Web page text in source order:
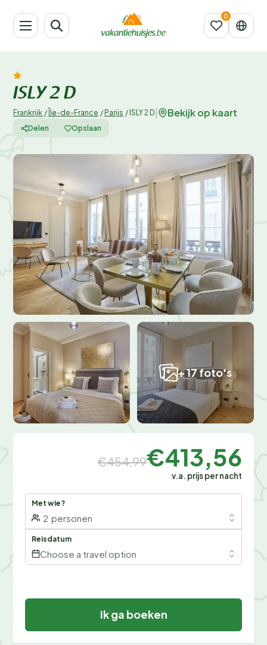
ISLY 2 D
Frankrijk / Île-de-France / Parijs / ISLY 2 D Bekijk op kaart
Delen Opslaan
+ 17 foto's
€454,99€413,56
v.a. prijs per nacht
Met wie?
2 personen
Reisdatum
Choose a travel option
Ik ga boeken